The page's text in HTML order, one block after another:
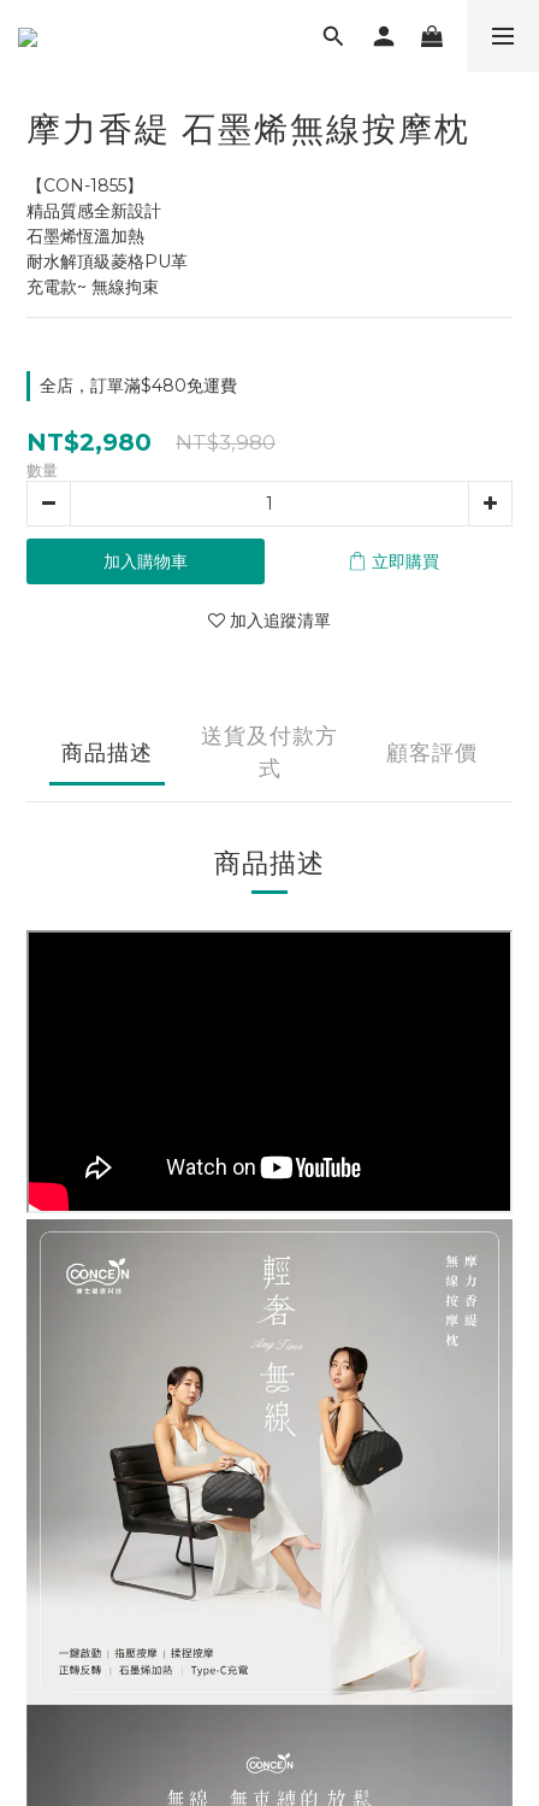
摩力香緹 石墨烯無線按摩枕
【CON-1855】
精品質感全新設計
石墨烯恆溫加熱
耐水解頂級菱格PU革
充電款~ 無線拘束
全店，訂單滿$480免運費
NT$2,980 NT$3,980
數量
加入購物車 立即購買
加入追蹤清單
商品描述
送貨及付款方
式
顧客評價
商品描述